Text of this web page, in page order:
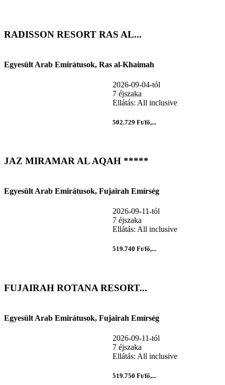
RADISSON RESORT RAS AL...
Egyesült Arab Emirátusok, Ras al-Khaimah
2026-09-04-tól
7 éjszaka
Ellátás: All inclusive
502.729 Ft/fő,...
JAZ MIRAMAR AL AQAH *****
Egyesült Arab Emirátusok, Fujairah Emírség
2026-09-11-tól
7 éjszaka
Ellátás: All inclusive
519.740 Ft/fő,...
FUJAIRAH ROTANA RESORT...
Egyesült Arab Emirátusok, Fujairah Emírség
2026-09-11-tól
7 éjszaka
Ellátás: All inclusive
519.750 Ft/fő,...